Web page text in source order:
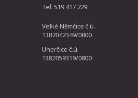
Tel. 519 417 229
Velké Němčice č.ú.
1382042349/0800
Uherčice č.ú.
1382059319/0800